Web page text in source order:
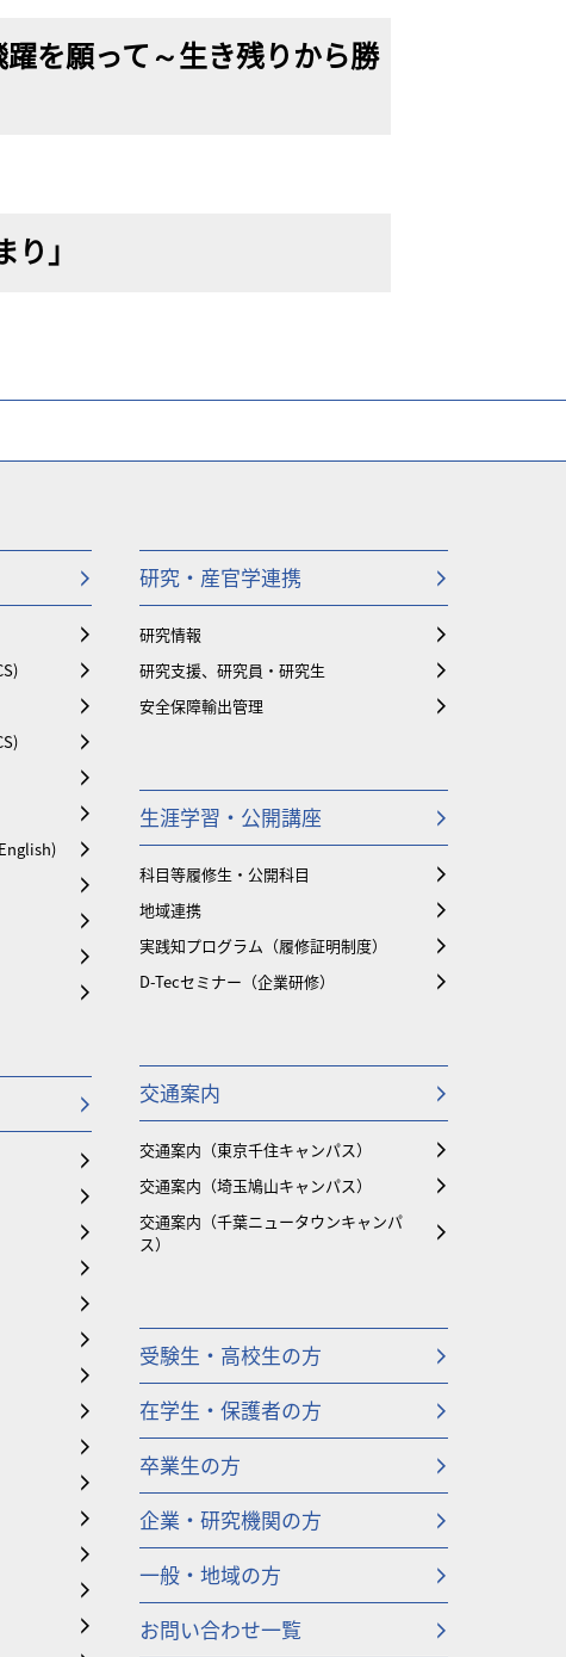
を願って～生き残りから勝
」
研究・産官学連携
研究情報
研究支援、研究員・研究生
安全保障輸出管理
生涯学習・公開講座
科目等履修生・公開科目
地域連携
実践知プログラム（履修証明制度）
D-Tecセミナー（企業研修）
交通案内
交通案内（東京千住キャンパス）
交通案内（埼玉鳩山キャンパス）
交通案内（千葉ニュータウンキャンパ
ス）
受験生・高校生の方
在学生・保護者の方
卒業生の方
企業・研究機関の方
一般・地域の方
お問い合わせ一覧